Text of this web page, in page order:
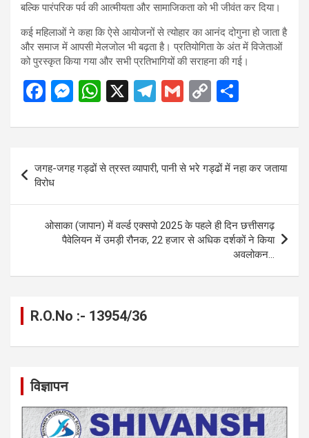
बल्कि पारंपरिक पर्व की आत्मीयता और सामाजिकता को भी जीवंत कर दिया।
कई महिलाओं ने कहा कि ऐसे आयोजनों से त्योहार का आनंद दोगुना हो जाता है
और समाज में आपसी मेलजोल भी बढ़ता है। प्रतियोगिता के अंत में विजेताओं
को पुरस्कृत किया गया और सभी प्रतिभागियों की सराहना की गई।
F
ce
o
o
k
M
se
g
er
W
at
s
A
p
p
X
T
e
gr
a
m
G
ail
C
py
Li
n
k
ar
navigation
जगह-जगह गड्ढों से त्रस्त व्यापारी, पानी से भरे गड्ढों में नहा कर जताया
विरोध
ओसाका (जापान) में वर्ल्ड एक्सपो 2025 के पहले ही दिन छत्तीसगढ़
पैवेलियन में उमड़ी रौनक, 22 हजार से अधिक दर्शकों ने किया
अवलोकन…
R.O.No :- 13954/36
विज्ञापन